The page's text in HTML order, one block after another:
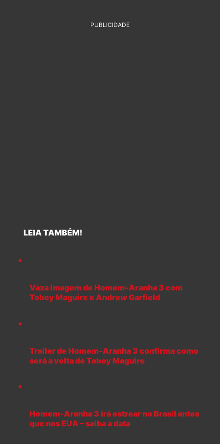
PUBLICIDADE
LEIA TAMBÉM!
Vaza imagem de Homem-Aranha 3 com
Tobey Maguire e Andrew Garfield
Trailer de Homem-Aranha 3 confirma como
será a volta de Tobey Maguire
Homem-Aranha 3 irá estrear no Brasil antes
que nos EUA – saiba a data